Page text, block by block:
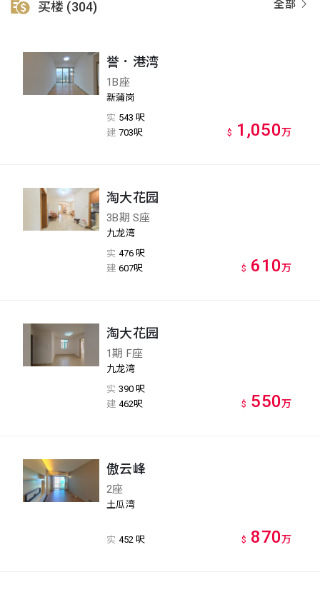
全部
买楼 (304)
誉．港湾
1B座
新蒲岗
实 543 呎
建 703呎 $ 1,050万
淘大花园
3B期 S座
九龙湾
实 476 呎
建 607呎 $ 610万
淘大花园
1期 F座
九龙湾
实 390 呎
建 462呎 $ 550万
傲云峰
2座
土瓜湾
实 452 呎 $ 870万